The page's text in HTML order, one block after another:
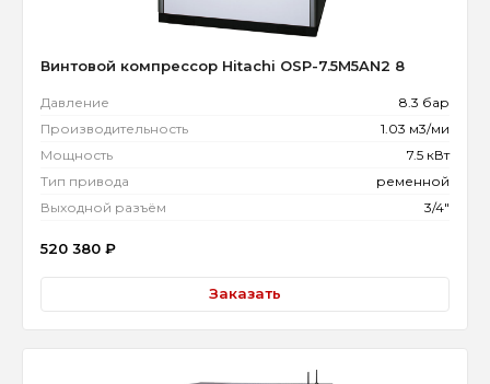
Винтовой компрессор Hitachi OSP-7.5M5AN2 8
Давление
8.3 бар
Производительность
1.03 м3/ми
Мощность
7.5 кВт
Тип привода
ременной
Выходной разъём
3/4"
520 380 ₽
Заказать